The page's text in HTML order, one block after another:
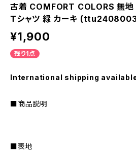
古着 COMFORT COLORS 無地
Ｔシャツ 緑 カーキ
¥1,900
残り1点
International shipping
■商品説明
■表地